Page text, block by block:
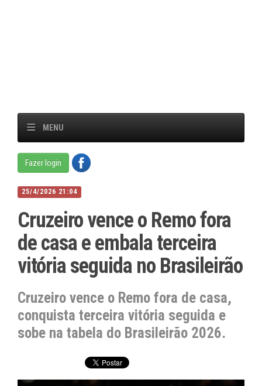
MENU
Fazer login
25/4/2026 21:04
Cruzeiro vence o Remo fora
de casa e embala terceira
vitória seguida no Brasileirão
Cruzeiro vence o Remo fora de casa,
conquista terceira vitória seguida e
sobe na tabela do Brasileirão 2026.